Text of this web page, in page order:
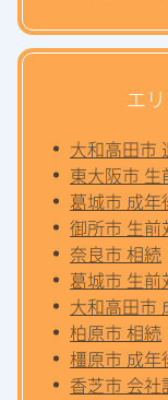
エ
大和高田市
東大阪市 生
葛城市 成年
御所市 生前
奈良市 相続
葛城市 生前
大和高田市
柏原市 相続
橿原市 成年
香芝市 会社